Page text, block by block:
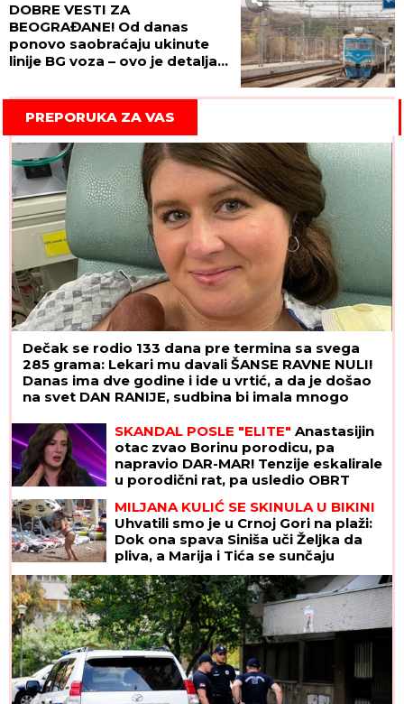
DOBRE VESTI ZA
BEOGRAĐANE! Od danas
ponovo saobraćaju ukinute
linije BG voza – ovo je detaljan
PREPORUKA ZA VAS
Dečak se rodio 133 dana pre termina sa svega
285 grama: Lekari mu davali ŠANSE RAVNE NULI!
Danas ima dve godine i ide u vrtić, a da je došao
na svet DAN RANIJE, sudbina bi imala mnogo
SKANDAL POSLE "ELITE" Anastasijin
otac zvao Borinu porodicu, pa
napravio DAR-MAR! Tenzije eskalirale
u porodični rat, pa usledio OBRT
MILJANA KULIĆ SE SKINULA U BIKINI
Uhvatili smo je u Crnoj Gori na plaži:
Dok ona spava Siniša uči Željka da
pliva, a Marija i Tića se sunčaju
(Video)